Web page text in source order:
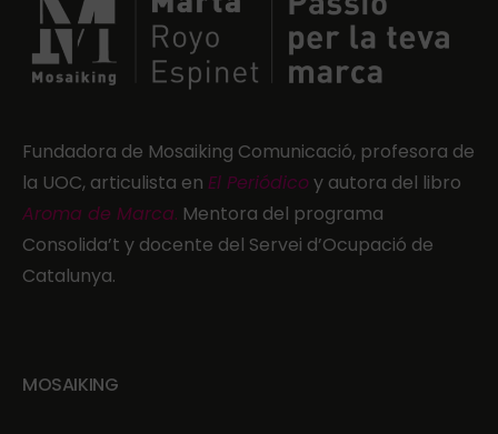
Fundadora de Mosaiking Comunicació, profesora de
la UOC, articulista en El Periódicoy autora del libro
Aroma de Marca. Mentora del programa
Consolida’t y docente del Servei d’Ocupació de
Catalunya.
MOSAIKING